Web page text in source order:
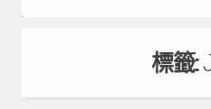
標籤: